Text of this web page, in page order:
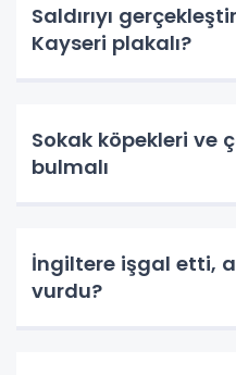
Saldırıyı
Kayseri plakalı?
Sokak köpekleri ve
bulmalı
İngiltere işgal etti,
vurdu?